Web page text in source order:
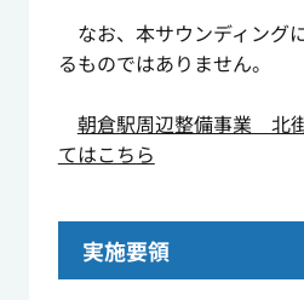
なお、本サウンディング
るものではありません。
朝倉駅周辺整備事業 北
てはこちら
実施要領